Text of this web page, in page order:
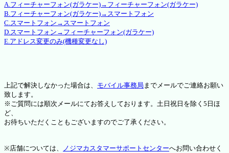
A.フィーチャーフォン(ガラケー)→フィーチャーフォン(ガラケー)
B.フィーチャーフォン(ガラケー)→スマートフォン
C.スマートフォン→スマートフォン
D.スマートフォン→フィーチャーフォン(ガラケー)
E.アドレス変更のみ(機種変更なし)
上記で解決しなかった場合は、 モバイル事務局 までメールでご連絡お願い
致します。
※ご質問には順次メールにてお答えしております。土日祝日を除く5日ほ
ど、
お待ちいただくこともございますのでご了承ください。
※店舗については、 ノジマカスタマーサポートセンターへお問い合わせく